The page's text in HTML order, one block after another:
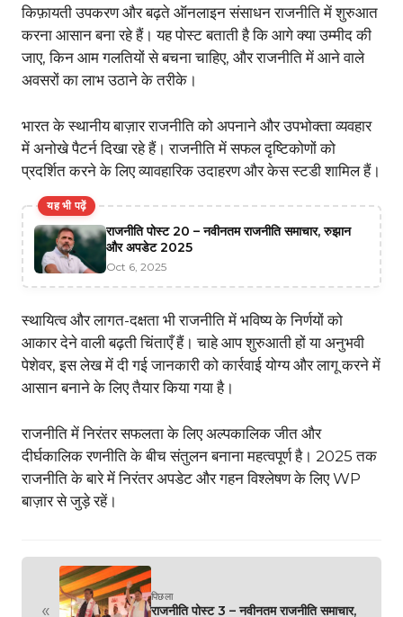
किफ़ायती उपकरण और बढ़ते ऑनलाइन संसाधन राजनीति में शुरुआत
करना आसान बना रहे हैं। यह पोस्ट बताती है कि आगे क्या उम्मीद की
जाए, किन आम गलतियों से बचना चाहिए, और राजनीति में आने वाले
अवसरों का लाभ उठाने के तरीके।
भारत के स्थानीय बाज़ार राजनीति को अपनाने और उपभोक्ता व्यवहार
में अनोखे पैटर्न दिखा रहे हैं। राजनीति में सफल दृष्टिकोणों को
प्रदर्शित करने के लिए व्यावहारिक उदाहरण और केस स्टडी शामिल हैं।
यह भी पढ़ें
राजनीति पोस्ट 20 – नवीनतम राजनीति समाचार, रुझान
और अपडेट 2025
Oct 6, 2025
स्थायित्व और लागत-दक्षता भी राजनीति में भविष्य के निर्णयों को
आकार देने वाली बढ़ती चिंताएँ हैं। चाहे आप शुरुआती हों या अनुभवी
पेशेवर, इस लेख में दी गई जानकारी को कार्रवाई योग्य और लागू करने में
आसान बनाने के लिए तैयार किया गया है।
राजनीति में निरंतर सफलता के लिए अल्पकालिक जीत और
दीर्घकालिक रणनीति के बीच संतुलन बनाना महत्वपूर्ण है। 2025 तक
राजनीति के बारे में निरंतर अपडेट और गहन विश्लेषण के लिए WP
बाज़ार से जुड़े रहें।
«
पिछला
राजनीति पोस्ट 3 – नवीनतम राजनीति समाचार,